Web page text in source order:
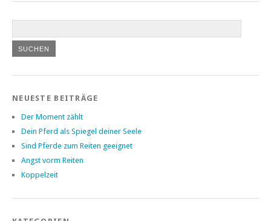
NEUESTE BEITRÄGE
Der Moment zählt
Dein Pferd als Spiegel deiner Seele
Sind Pferde zum Reiten geeignet
Angst vorm Reiten
Koppelzeit